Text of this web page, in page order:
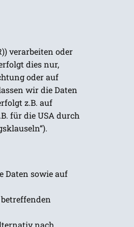
verarbeiten oder
dies nur,
oder auf
wir die Daten
z.B. auf
für die USA durch
Daten sowie auf
nach